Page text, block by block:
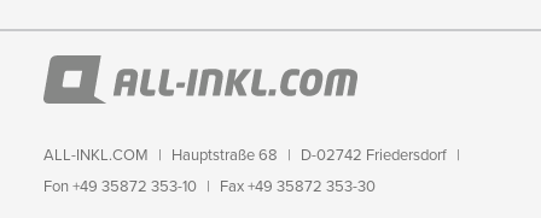
ALL-INKL.COM Hauptstraße 68
D-02742 Friedersdorf
Fon +49 35872 353-10
Fax +49 35872 353-30